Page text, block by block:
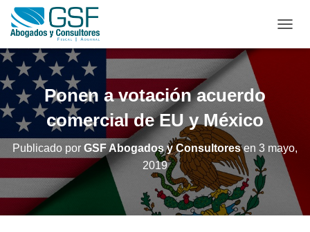
A
D
O
D
A
Ponen a votación acuerdo
comercial de EU y México
Publicado por GSF Abogados y Consultoresen 3 mayo,
2019